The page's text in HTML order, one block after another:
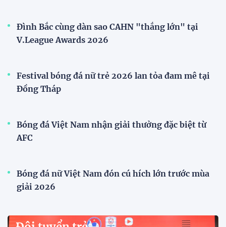
Đình Bắc cùng dàn sao CAHN "thắng lớn" tại
V.League Awards 2026
Đội tuyển Việt Nam
hình mạnh nhất trước Campuchia"